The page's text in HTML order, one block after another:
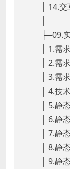
│ 14.
├─09.
│ 1.需
│ 2.需
│ 3.需
│ 4.技
│ 5.静
│ 6.静
│ 7.静
│ 8.静
│ 9.静